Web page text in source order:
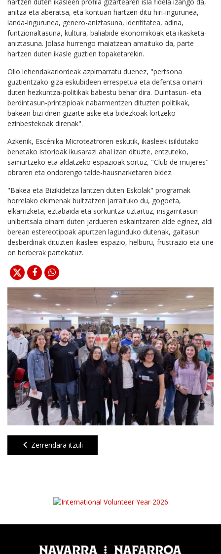
anitza eta aberatsa, eta kontuan hartzen ditu hiri-ingurunea,
landa-ingurunea, genero-aniztasuna, identitatea, adina,
funtzionaltasuna, kultura, baliabide ekonomikoak eta ikasketa-
aniztasuna. Jolasa hurrengo maiatzean amaituko da, parte
hartzen duten ikasle guztien topaketarekin.
Ollo lehendakariordeak azpimarratu duenez, "pertsona
guztientzako giza eskubideen errespetua eta defentsa oinarri
duten hezkuntza-politikak babestu behar dira. Duintasun- eta
berdintasun-printzipioak nabarmentzen dituzten politikak,
bakean bizi diren gizarte aske eta bidezkoak lortzeko
ezinbestekoak direnak".
Azkenik, Escénika Microteatroren eskutik, ikasleek isildutako
benetako istorioak ikusarazi ahal izan dituzte, entzuteko,
samurtzeko eta aldatzeko espazioak sortuz, "Club de mujeres"
obraren eta ondorengo talde-hausnarketaren bidez.
"Bakea eta Bizikidetza lantzen duten Eskolak" programak
horrelako ekimenak bultzatzen jarraituko du, gogoeta,
elkarrizketa, eztabaida eta sorkuntza uztartuz, irisgarritasun
unibertsala oinarri duten jardueren eskaintzaren alde eginez, aldi
berean estereotipoak apurtzen lagunduko dutenak, gaitasun
desberdinak dituzten ikasleei espazio, helburu, frustrazio eta une
on berberak partekatuz.
Zerrendara itzuli